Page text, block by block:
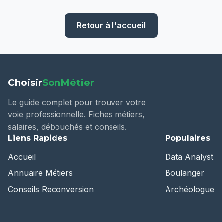
Retour à l'accueil
ChoisirSonMétier
Le guide complet pour trouver votre
voie professionnelle. Fiches métiers,
salaires, débouchés et conseils.
Liens Rapides
Accueil
Annuaire Métiers
Conseils Reconversion
Populaires
Data Analyst
Boulanger
Archéologue